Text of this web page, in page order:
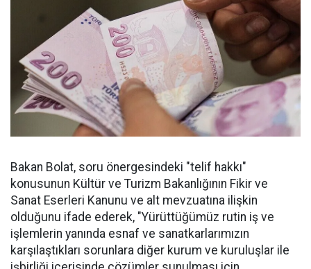
Bakan Bolat, soru önergesindeki "telif hakkı"
konusunun Kültür ve Turizm Bakanlığının Fikir ve
Sanat Eserleri Kanunu ve alt mevzuatına ilişkin
olduğunu ifade ederek, "Yürüttüğümüz rutin iş ve
işlemlerin yanında esnaf ve sanatkarlarımızın
karşılaştıkları sorunlara diğer kurum ve kuruluşlar ile